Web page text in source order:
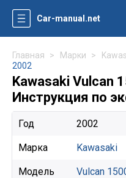
Car-manual.net
Главная Марки
2002
Kawasaki Vulcan
Инструкция по
Год 2002
Марка Kawasaki
Модель Vulcan